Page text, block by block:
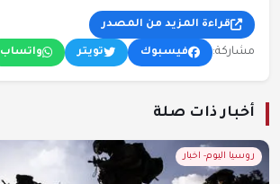
قراءة المزيد من المصدر
مشاركة: فيسبوك تويتر واتساب
أخبار ذات صلة
روسيا اليوم- اخبار